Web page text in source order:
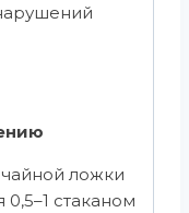
ложки
0,5–1 стаканом